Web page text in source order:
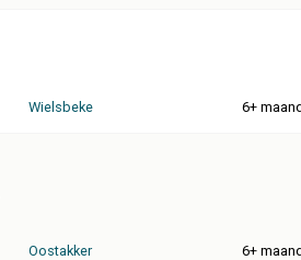
Wielsbeke 6+
Oostakker 6+